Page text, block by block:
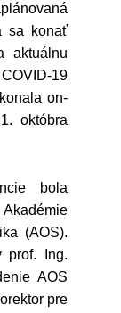
sa konať
aktuálnu
19
on-
októbra
bola
(AOS).
prof. Ing.
AOS
pre